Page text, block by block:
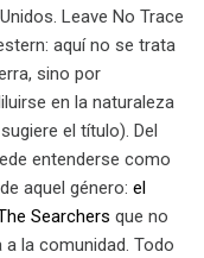
Leave No Trace
aquí no se trata
sino por
en la naturaleza
el título). Del
entenderse como
aquel género: el
Searchers que no
la comunidad. Todo